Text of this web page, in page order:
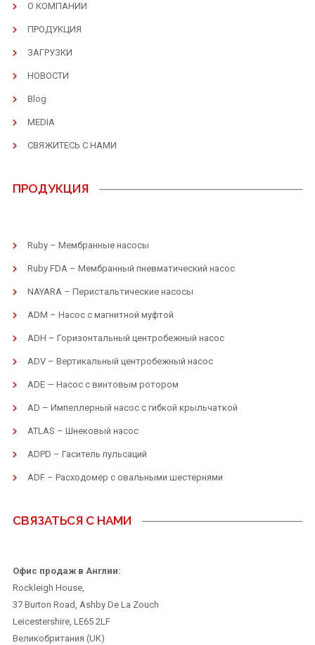
О КОМПАНИИ
ПРОДУКЦИЯ
ЗАГРУЗКИ
НОВОСТИ
Blog
MEDIA
СВЯЖИТЕСЬ С НАМИ
ПРОДУКЦИЯ
Ruby – Мембранные насосы
Ruby FDA – Мембранный пневматический насос
NAYARA – Перистальтические насосы
ADM – Насос с магнитной муфтой
ADH – Горизонтальный центробежный насос
ADV – Вертикальный центробежный насос
ADE — Насос с винтовым ротором
AD – Импеллерный насос с гибкой крыльчаткой
ATLAS – Шнековый насос
ADPD – Гаситель пульсаций
ADF – Расходомер с овальными шестернями
СВЯЗАТЬСЯ С НАМИ
Офис продаж в Англии:
Rockleigh House,
37 Burton Road, Ashby De La Zouch
Leicestershire, LE65 2LF
Великобритания (UK)